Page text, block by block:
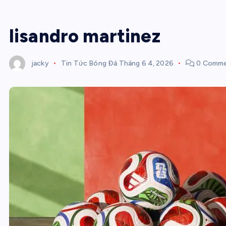
lisandro martinez
jacky Tin Tức Bóng Đá Tháng 6 4, 2026 0